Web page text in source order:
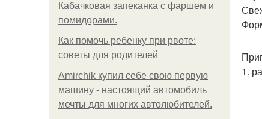
Кабачковая запеканка с фаршем и
помидорами.
Как помочь ребенку при рвоте:
советы для родителей
Amirchik купил себе свою первую
машину - настоящий автомобиль
мечты для многих автолюбителей.
1.